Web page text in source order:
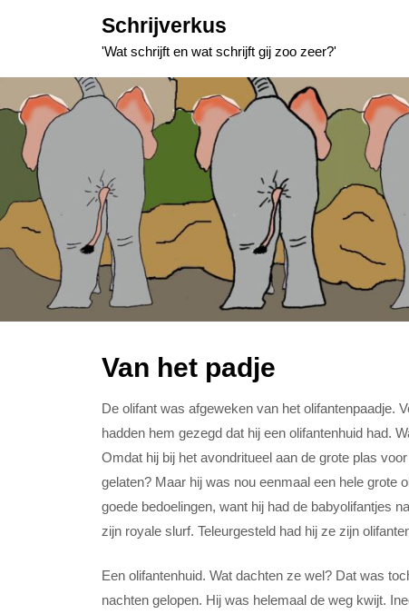
Schrijverkus
'Wat schrijft en wat schrijft gij zoo zeer?'
Van het padje
De olifant was afgeweken van het olifantenpaadje.
hadden hem gezegd dat hij een olifantenhuid had.
Omdat hij bij het avondritueel aan de grote plas
gelaten? Maar hij was nou eenmaal een hele grote
goede bedoelingen, want hij had de babyolifantjes
zijn royale slurf. Teleurgesteld had hij ze zijn
Een olifantenhuid. Wat dachten ze wel? Dat was
nachten gelopen. Hij was helemaal de weg kwijt.